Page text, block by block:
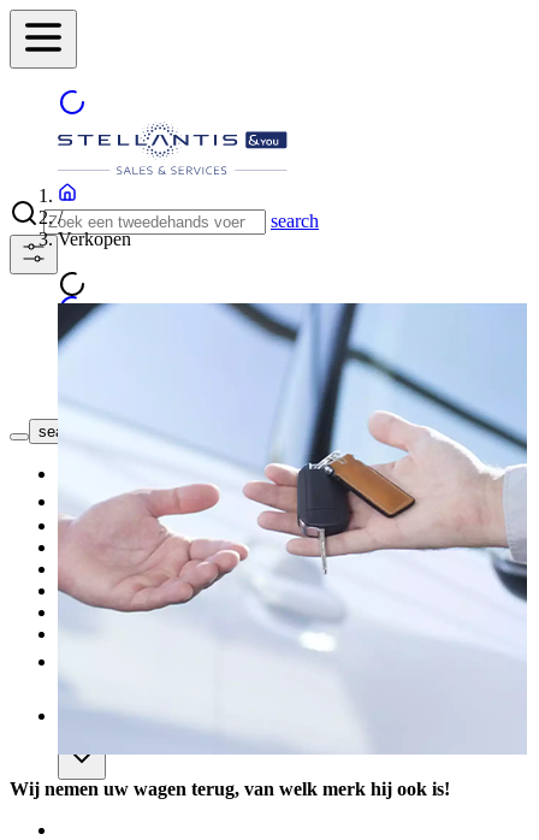
search
search button - icon ONZE CONCESSIES
2dehandswagen
Onze Promoties
Onderhoud
Carrosserie
Aankoop van onderdelen
Verkopen
/
Verkopen
Wij nemen uw wagen terug, van welk merk hij ook is!